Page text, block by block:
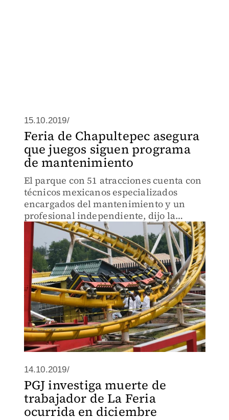
15.10.2019/
Feria de Chapultepec asegura
que juegos siguen programa
de mantenimiento
El parque con 51 atracciones cuenta con
técnicos mexicanos especializados
encargados del mantenimiento y un
profesional independiente, dijo la
empresa.
14.10.2019/
PGJ investiga muerte de
trabajador de La Feria
ocurrida en diciembre